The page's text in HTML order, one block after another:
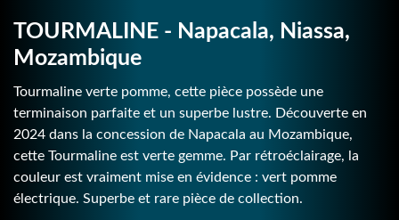
TOURMALINE - Napacala, Niassa,
Mozambique
Tourmaline verte pomme, cette pièce possède une
terminaison parfaite et un superbe lustre. Découverte en
2024 dans la concession de Napacala au Mozambique,
cette Tourmaline est verte gemme. Par rétroéclairage, la
couleur est vraiment mise en évidence : vert pomme
électrique. Superbe et rare pièce de collection.